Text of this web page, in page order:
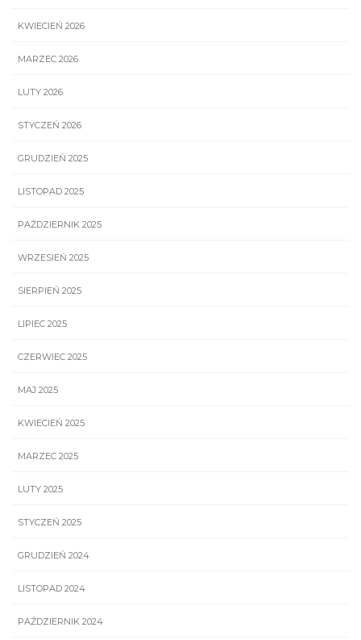
KWIECIEŃ 2026
MARZEC 2026
LUTY 2026
STYCZEŃ 2026
GRUDZIEŃ 2025
LISTOPAD 2025
PAŹDZIERNIK 2025
WRZESIEŃ 2025
SIERPIEŃ 2025
LIPIEC 2025
CZERWIEC 2025
MAJ 2025
KWIECIEŃ 2025
MARZEC 2025
LUTY 2025
STYCZEŃ 2025
GRUDZIEŃ 2024
LISTOPAD 2024
PAŹDZIERNIK 2024